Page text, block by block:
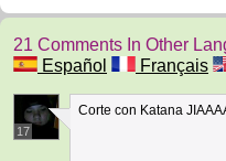
21 Comments In Other
Español
Français
17
Corte con Katana